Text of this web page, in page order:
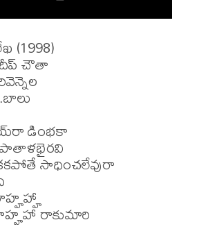
(1998)
చౌతా
సాధించలేవురా
రాకుమారి